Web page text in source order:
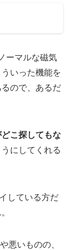
ーマルな磁気
いった機能を
ので、あるだ
こ探してもな
にしてくれる
している方だ
悪いものの、